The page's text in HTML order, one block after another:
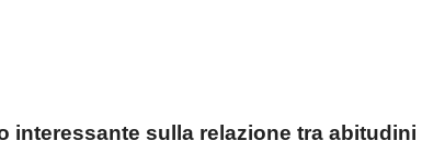
interessante sulla relazione tra abitudini